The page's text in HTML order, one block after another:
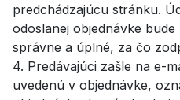
predchádzajúcu stránku.
odoslanej objednávke
správne a úplné, za čo
4. Predávajúci zašle na e-
uvedenú v objednávke,